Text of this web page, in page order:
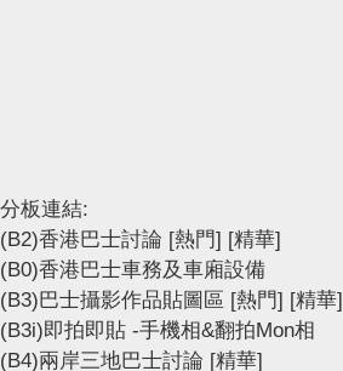
分板連結:
(B2)香港巴士討論 [熱門] [精華]
(B0)香港巴士車務及車廂設備
(B3)巴士攝影作品貼圖區 [熱門] [精華]
(B3i)即拍即貼 -手機相&翻拍Mon相
(B4)兩岸三地巴士討論 [精華]